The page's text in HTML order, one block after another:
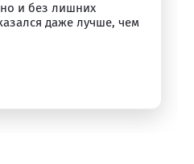
и без лишних
даже лучше, чем